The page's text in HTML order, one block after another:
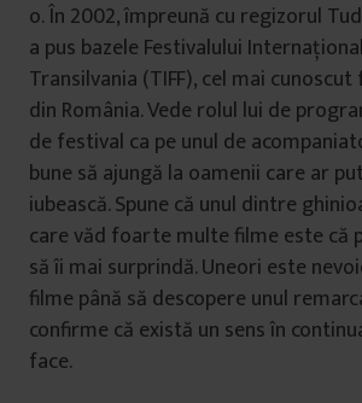
o. În 2002, împreună cu regizorul
a pus bazele Festivalului
Transilvania (TIFF), cel mai
din România. Vede rolul lui de
de festival ca pe unul de
bune să ajungă la oamenii care ar
iubească. Spune că unul dintre
care văd foarte multe filme este că
să îi mai surprindă. Uneori este
filme până să descopere unul
confirme că există un sens în
face.